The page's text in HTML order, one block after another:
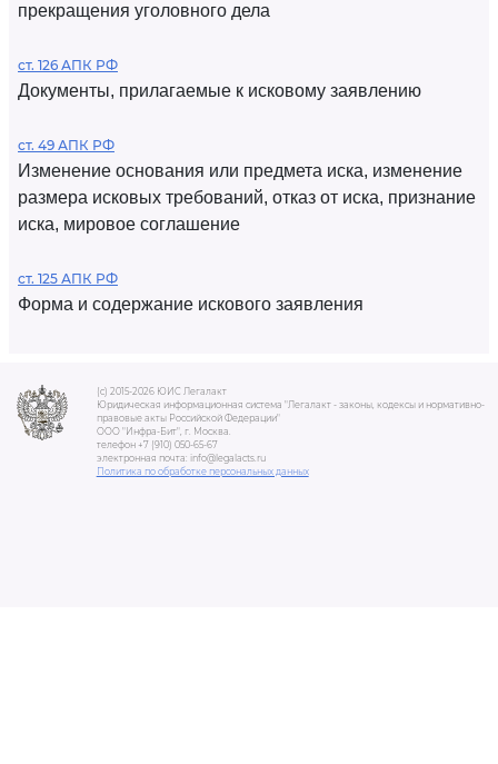
прекращения уголовного дела
ст. 126 АПК РФ
Документы, прилагаемые к исковому заявлению
ст. 49 АПК РФ
Изменение основания или предмета иска, изменение
размера исковых требований, отказ от иска, признание
иска, мировое соглашение
ст. 125 АПК РФ
Форма и содержание искового заявления
(c) 2015-2026 ЮИС Легалакт
Юридическая информационная система "Легалакт - законы, кодексы и нормативно-
правовые акты Российской Федерации"
ООО "Инфра-Бит", г. Москва.
телефон +7 (910) 050-65-67
электронная почта: info@legalacts.ru
Политика по обработке персональных данных